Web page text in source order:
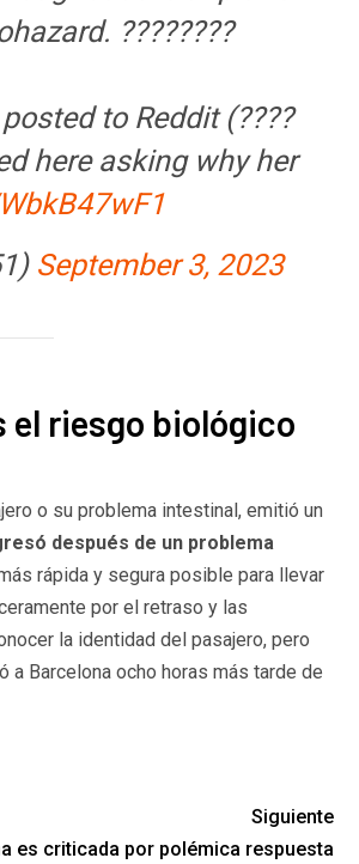
????????
to Reddit (????
here asking why her
September 3, 2023
el riesgo biológico
o su problema intestinal, emitió un
después de un problema
rápida y segura posible para llevar
por el retraso y las
la identidad del pasajero, pero
Barcelona ocho horas más tarde de
Siguiente
es criticada por polémica respuesta